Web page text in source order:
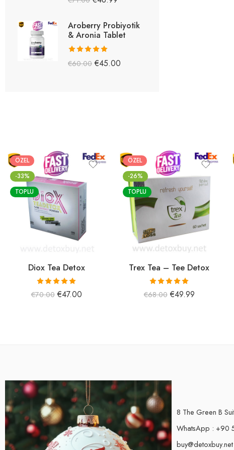
Aroberry Probiyotik
& Aronia Tablet
5 üzerinden
€60.00 €45.00
ÖZEL
-33%
TOPLU
Diox Tea Detox
5 üzerinden
5.00oy aldı
€70.00 €47.00
ÖZEL
-26%
TOPLU
Trex Tea – Tee Detox
5 üzerinden
5.00oy aldı
€68.00 €49.99
8 The Green B
WhatsApp : +90
buy@detoxbuy.net